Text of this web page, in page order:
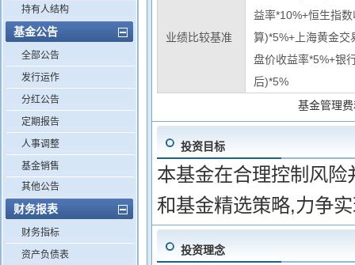
持有人结构
基金公告
全部公告
发行运作
分红公告
定期报告
人事调整
基金销售
其他公告
财务报表
财务指标
资产负债表
业绩比较基准
益率*10%+恒生指
算)*5%+上海黄金交
盘价收益率*5%+银
后)*5%
基金管理
投资目标
本基金在合理控制风
和基金精选策略,力争
投资理念